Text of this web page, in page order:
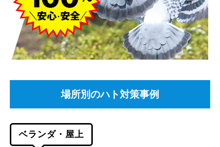
場所別のハト対策事例
ベランダ・屋上